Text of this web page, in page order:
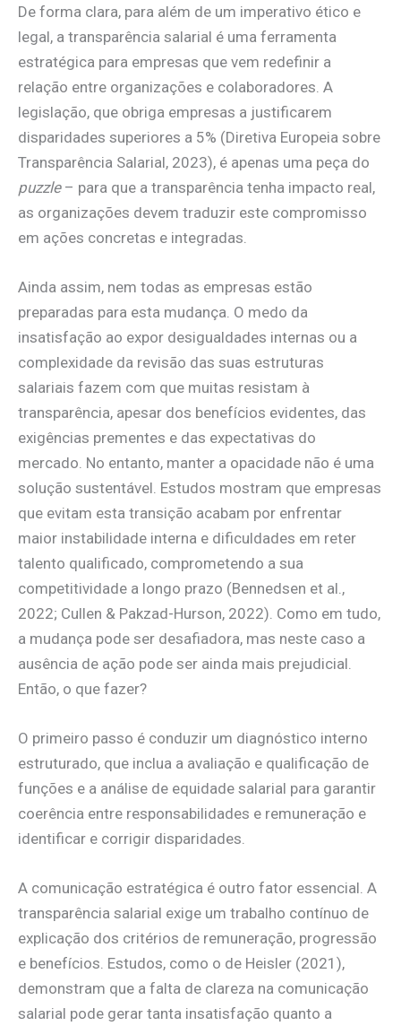
De forma clara, para além de um imperativo ético e
legal, a transparência salarial é uma ferramenta
estratégica para empresas que vem redefinir a
relação entre organizações e colaboradores. A
legislação, que obriga empresas a justificarem
disparidades superiores a 5% (Diretiva Europeia sobre
Transparência Salarial, 2023), é apenas uma peça do
puzzle– para que a transparência tenha impacto real,
as organizações devem traduzir este compromisso
em ações concretas e integradas.
Ainda assim, nem todas as empresas estão
preparadas para esta mudança. O medo da
insatisfação ao expor desigualdades internas ou a
complexidade da revisão das suas estruturas
salariais fazem com que muitas resistam à
transparência, apesar dos benefícios evidentes, das
exigências prementes e das expectativas do
mercado. No entanto, manter a opacidade não é uma
solução sustentável. Estudos mostram que empresas
que evitam esta transição acabam por enfrentar
maior instabilidade interna e dificuldades em reter
talento qualificado, comprometendo a sua
competitividade a longo prazo (Bennedsen et al.,
2022; Cullen & Pakzad-Hurson, 2022). Como em tudo,
a mudança pode ser desafiadora, mas neste caso a
ausência de ação pode ser ainda mais prejudicial.
Então, o que fazer?
O primeiro passo é conduzir um diagnóstico interno
estruturado, que inclua a avaliação e qualificação de
funções e a análise de equidade salarial para garantir
coerência entre responsabilidades e remuneração e
identificar e corrigir disparidades.
A comunicação estratégica é outro fator essencial. A
transparência salarial exige um trabalho contínuo de
explicação dos critérios de remuneração, progressão
e benefícios. Estudos, como o de Heisler (2021),
demonstram que a falta de clareza na comunicação
salarial pode gerar tanta insatisfação quanto a